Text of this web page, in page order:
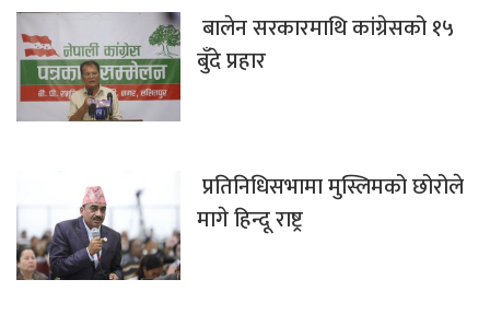
बालेन सरकारमाथि कांग्रेसको १५
बुँदे प्रहार
प्रतिनिधिसभामा मुस्लिमको छोरोले
मागे हिन्दू राष्ट्र